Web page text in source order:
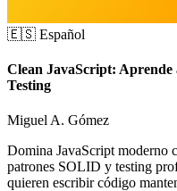
🇪🇸 Español
Clean JavaScript:
Testing
Miguel A. Gómez
Domina JavaScript moderno
patrones SOLID y testing
quieren escribir código